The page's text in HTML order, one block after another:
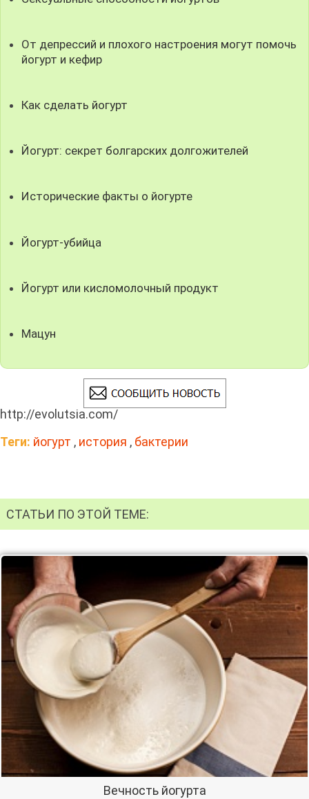
От депрессий и плохого настроения могут помочь
йогурт и кефир
Как сделать йогурт
Йогурт: секрет болгарских долгожителей
Исторические факты о йогурте
Йогурт-убийца
Йогурт или кисломолочный продукт
Мацун
http://evolutsia.com/
Теги: йогурт , история , бактерии
СТАТЬИ ПО ЭТОЙ ТЕМЕ:
Вечность йогурта